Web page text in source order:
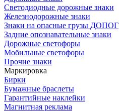
Светодиодные дорожные знаки
Железнодорожные знаки
Знаки на опасные грузы ДОПОГ
Задние опознавательные знаки
Дорожные светофоры
Мобильные светофоры
Прочие знаки
Маркировка
Бирки
Бумажные браслеты
Гарантийные наклейки
Магнитная реклама